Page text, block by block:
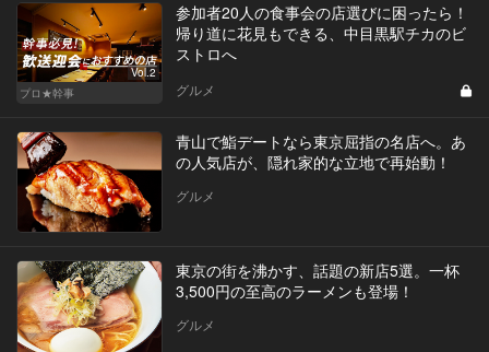
Vol.2
プロ★幹事
参加者20人の食事会の店選びに困ったら！
帰り道に花見もできる、中目黒駅チカのビ
ストロへ
グルメ
青山で鮨デートなら東京屈指の名店へ。あ
の人気店が、隠れ家的な立地で再始動！
グルメ
東京の街を沸かす、話題の新店5選。一杯
3,500円の至高のラーメンも登場！
グルメ